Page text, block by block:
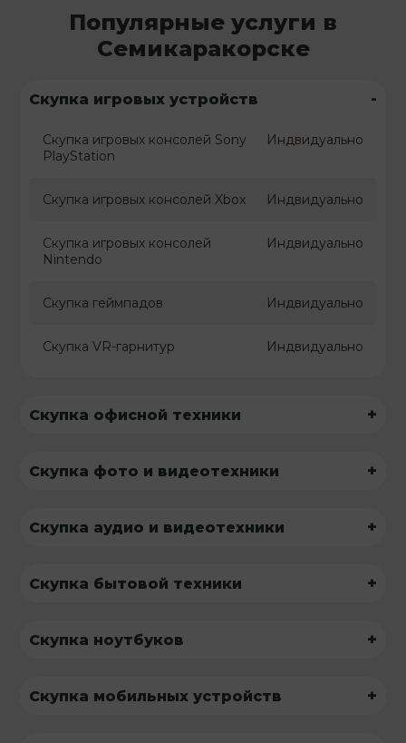
Популярные услуги в
Семикаракорске
Скупка игровых устройств -
Скупка игровых консолей Sony
PlayStation
Индвидуально
Скупка игровых консолей Xbox Индвидуально
Скупка игровых консолей
Nintendo
Индвидуально
Скупка геймпадов Индвидуально
Скупка VR-гарнитур Индвидуально
Скупка офисной техники +
Скупка фото и видеотехники +
Скупка аудио и видеотехники +
Скупка бытовой техники +
Скупка ноутбуков +
Скупка мобильных устройств +